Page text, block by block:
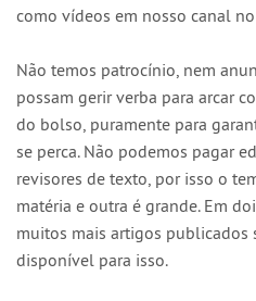
como vídeos em nosso canal
Não temos patrocínio, nem
possam gerir verba para arcar
do bolso, puramente para
se perca. Não podemos pagar
revisores de texto, por isso o
matéria e outra é grande. Em
muitos mais artigos publicados
disponível para isso.